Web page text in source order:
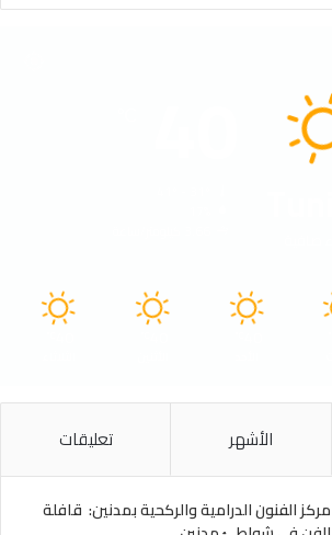
الأشهر تعليقات
مركز الفنون الدرامية والركحية بمدنين: قافلة